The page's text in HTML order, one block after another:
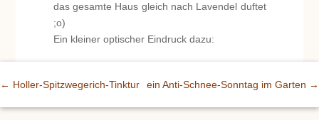
das gesamte Haus gleich nach Lavendel duftet
;o)
Ein kleiner optischer Eindruck dazu:
← Holler-Spitzwegerich-Tinktur ein Anti-Schnee-Sonntag im Garten →